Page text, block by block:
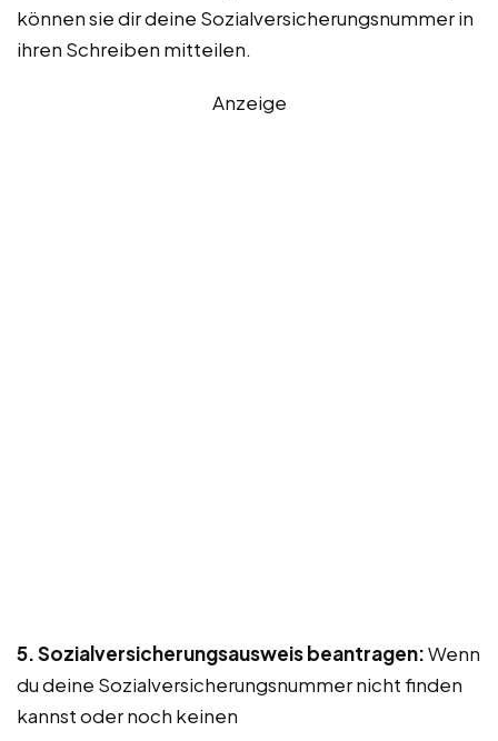
können sie dir deine Sozialversicherungsnummer in
ihren Schreiben mitteilen.
Anzeige
5. Sozialversicherungsausweis beantragen:Wenn
du deine Sozialversicherungsnummer nicht finden
kannst oder noch keinen